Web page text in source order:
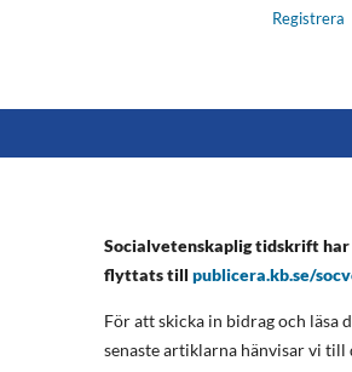
Registrera
Socialvetenskaplig tidskrift har
flyttats till publicera.kb.se/
För att skicka in bidrag och läsa
senaste artiklarna hänvisar vi till